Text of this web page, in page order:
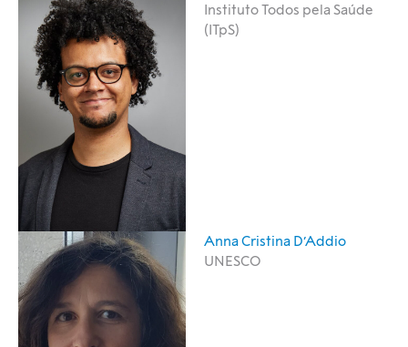
Instituto Todos pela Saúde
(ITpS)
Anna Cristina D’Addio
UNESCO